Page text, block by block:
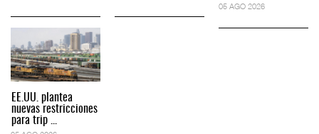
EE.UU. plantea
nuevas restricciones
para trip ...
05 AGO 2026